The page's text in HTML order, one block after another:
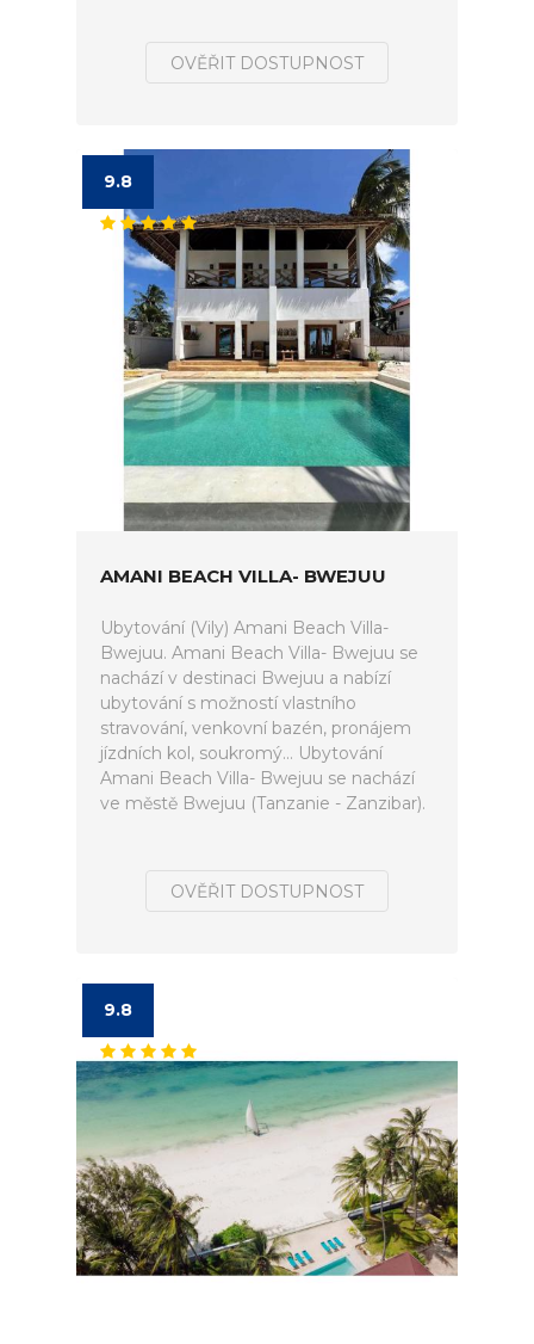
OVĚŘIT DOSTUPNOST
9.8
AMANI BEACH VILLA- BWEJUU
Ubytování (Vily) Amani Beach Villa-
Bwejuu. Amani Beach Villa- Bwejuu se
nachází v destinaci Bwejuu a nabízí
ubytování s možností vlastního
stravování, venkovní bazén, pronájem
jízdních kol, soukromý... Ubytování
Amani Beach Villa- Bwejuu se nachází
ve městě Bwejuu (Tanzanie - Zanzibar).
OVĚŘIT DOSTUPNOST
9.8